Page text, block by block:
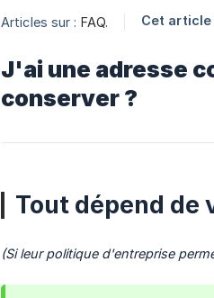
Articles sur : FAQ. Cet article
J'ai une adresse
conserver ?
Tout dépend
(Si leur politique d'entreprise